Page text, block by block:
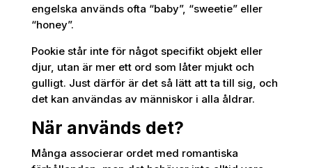
engelska används ofta “baby”, “sweetie” eller
“honey”.
Pookie står inte för något specifikt objekt eller
djur, utan är mer ett ord som låter mjukt och
gulligt. Just därför är det så lätt att ta till sig, och
det kan användas av människor i alla åldrar.
När används det?
Många associerar ordet med romantiska